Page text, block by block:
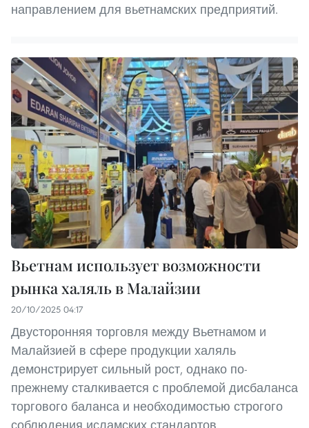
направлением для вьетнамских предприятий.
Вьетнам использует возможности
рынка халяль в Малайзии
20/10/2025 04:17
Двусторонняя торговля между Вьетнамом и
Малайзией в сфере продукции халяль
демонстрирует сильный рост, однако по-
прежнему сталкивается с проблемой дисбаланса
торгового баланса и необходимостью строгого